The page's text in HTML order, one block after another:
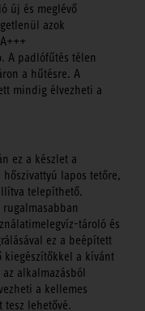
új és meglévő
azok
A padlófűtés télen
a hűtésre. A
mindig élvezheti a
ez a készlet a
lapos tetőre,
telepíthető.
tároló és
ez a beépített
kiegészítőkkel a kívánt
alkalmazásból
a kellemes
tesz lehetővé.